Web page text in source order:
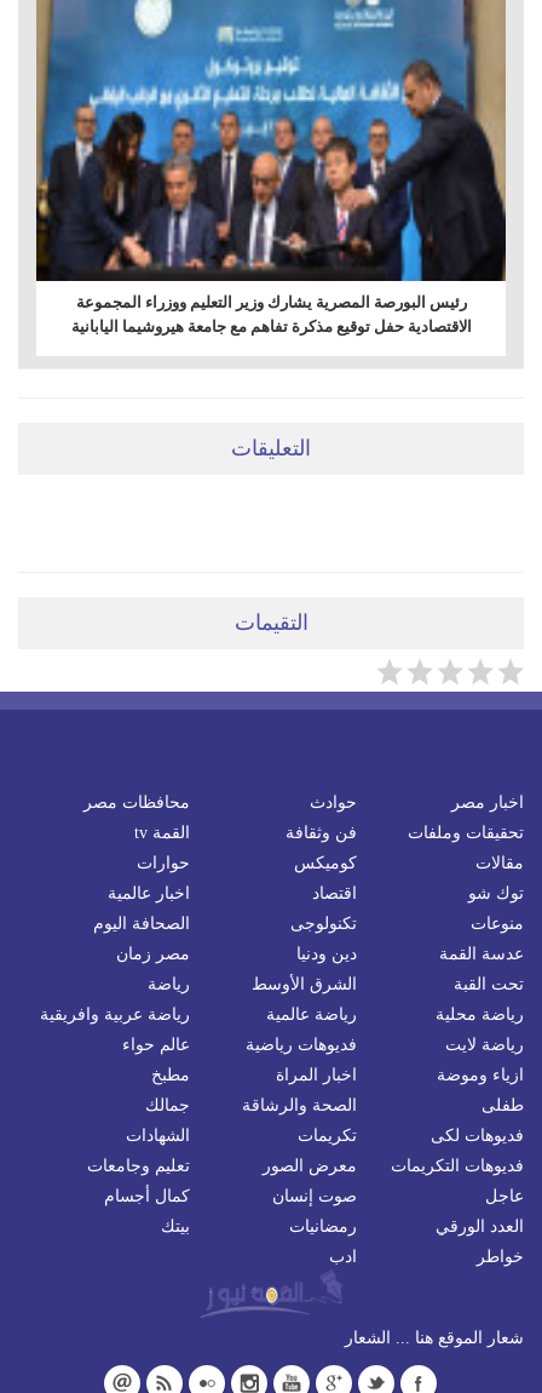
رئيس البورصة المصرية يشارك وزير التعليم ووزراء المجموعة
الاقتصادية حفل توقيع مذكرة تفاهم مع جامعة هيروشيما اليابانية
التعليقات
التقيمات
اخبار مصر حوادث
محافظات مصر
تحقيقات وملفات
فن وثقافة
القمة tv
مقالات
كوميكس
حوارات
توك شو
اقتصاد
اخبار عالمية
منوعات
تكنولوجى
الصحافة اليوم
عدسة القمة
دين ودنيا
مصر زمان
تحت القبة
الشرق الأوسط
رياضة
رياضة محلية
رياضة عالمية
رياضة عربية وافريقية
رياضة لايت
فديوهات رياضية
عالم حواء
ازياء وموضة
اخبار المراة
مطبخ
طفلى
الصحة والرشاقة
جمالك
فديوهات لكى
تكريمات
الشهادات
فديوهات التكريمات
معرض الصور
تعليم وجامعات
عاجل
صوت إنسان
كمال أجسام
العدد الورقي
رمضانيات
بيتك
خواطر
ادب
شعار الموقع هنا ... الشعار